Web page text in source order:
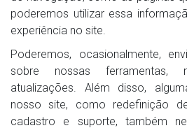
poderemos utilizar essa
experiência no site.
Poderemos, ocasionalmente,
sobre nossas ferramentas,
atualizações. Além disso,
nosso site, como redefinição
cadastro e suporte, também